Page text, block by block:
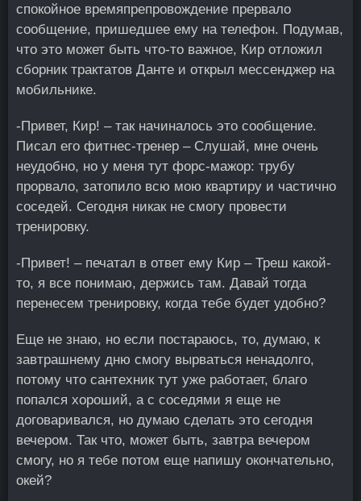
спокойное времяпрепровождение прервало
сообщение, пришедшее ему на телефон. Подумав,
что это может быть что-то важное, Кир отложил
сборник трактатов Данте и открыл мессенджер на
мобильнике.
-Привет, Кир! – так начиналось это сообщение.
Писал его фитнес-тренер – Слушай, мне очень
неудобно, но у меня тут форс-мажор: трубу
прорвало, затопило всю мою квартиру и частично
соседей. Сегодня никак не смогу провести
тренировку.
-Привет! – печатал в ответ ему Кир – Треш какой-
то, я все понимаю, держись там. Давай тогда
перенесем тренировку, когда тебе будет удобно?
Еще не знаю, но если постараюсь, то, думаю, к
завтрашнему дню смогу вырваться ненадолго,
потому что сантехник тут уже работает, благо
попался хороший, а с соседями я еще не
договаривался, но думаю сделать это сегодня
вечером. Так что, может быть, завтра вечером
смогу, но я тебе потом еще напишу окончательно,
окей?